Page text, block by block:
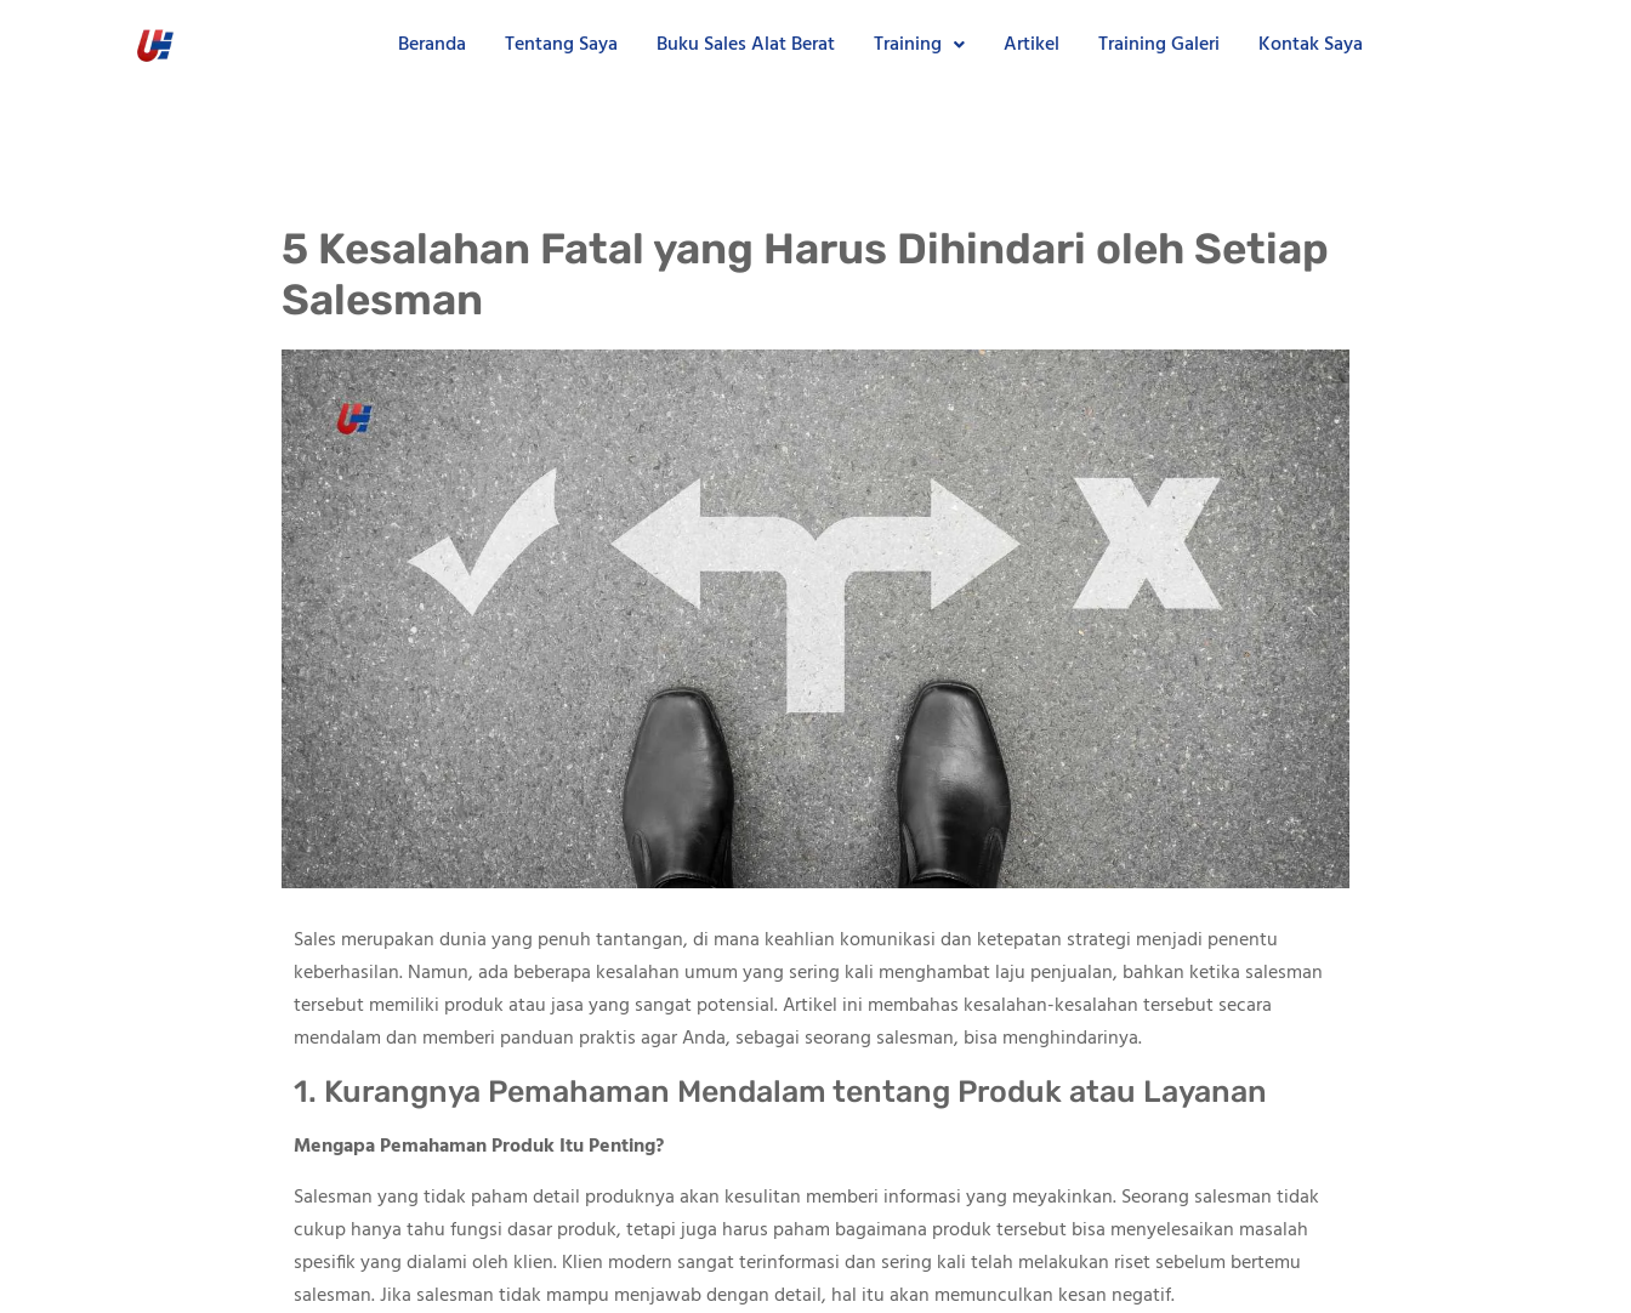
Beranda Tentang Saya Buku Sales Alat Berat Training Artikel Training Galeri Kontak Saya
5 Kesalahan Fatal yang Harus Dihindari oleh Setiap
Salesman
Sales merupakan dunia yang penuh tantangan, di mana keahlian komunikasi dan ketepatan strategi menjadi penentu
keberhasilan. Namun, ada beberapa kesalahan umum yang sering kali menghambat laju penjualan, bahkan ketika salesman
tersebut memiliki produk atau jasa yang sangat potensial. Artikel ini membahas kesalahan-kesalahan tersebut secara
mendalam dan memberi panduan praktis agar Anda, sebagai seorang salesman, bisa menghindarinya.
1. Kurangnya Pemahaman Mendalam tentang Produk atau Layanan
Mengapa Pemahaman Produk Itu Penting?
Salesman yang tidak paham detail produknya akan kesulitan memberi informasi yang meyakinkan. Seorang salesman tidak
cukup hanya tahu fungsi dasar produk, tetapi juga harus paham bagaimana produk tersebut bisa menyelesaikan masalah
spesifik yang dialami oleh klien. Klien modern sangat terinformasi dan sering kali telah melakukan riset sebelum bertemu
salesman. Jika salesman tidak mampu menjawab dengan detail, hal itu akan memunculkan kesan negatif.